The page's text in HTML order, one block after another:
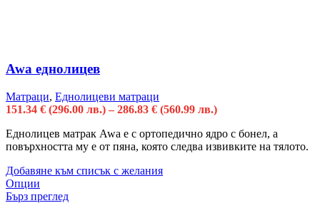
Awa еднолицев
Матраци, Еднолицеви матраци
151.34 € (296.00 лв.) – 286.83 € (560.99 лв.)
Еднолицев матрак Awa е с oртопедично ядро с бонел, а
повърхността му e от пяна, която следва извивките на тялото.
Добавяне към списък с желания
Опции
Бърз преглед